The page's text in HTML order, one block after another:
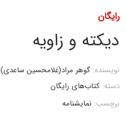
رایگان
دیکته و زاویه
نویسنده: گوهر مراد(غلامحسین ساعدی)
دسته: کتاب‌های رایگان
برچسب: نمایشنامه